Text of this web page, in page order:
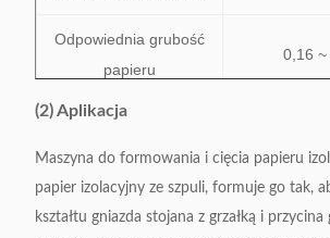
Odpowiednia grubość
papieru
0,16
Długość karmienia
Szerokość składania 2 ~
Prędkość cięcia Około 130
(2) Aplikacja
Maszyna do formowania i cięcia papieru
papier izolacyjny ze szpuli, formuje go tak,
kształtu gniazda stojana z grzałką i przycina